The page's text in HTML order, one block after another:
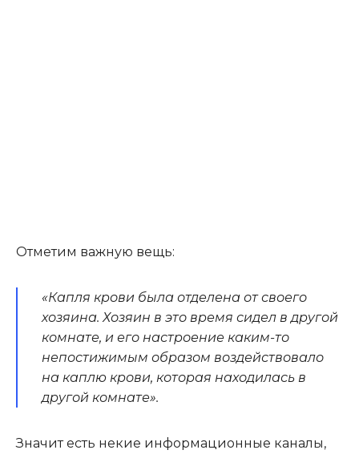
Отметим важную вещь:
«Капля крови была отделена от своего
хозяина. Хозяин в это время сидел в другой
комнате, и его настроение каким-то
непостижимым образом воздействовало
на каплю крови, которая находилась в
другой комнате».
Значит есть некие информационные каналы,